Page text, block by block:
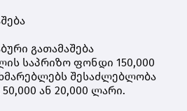
გათამაშება
საპრიზო ფონდი 150,000
შესაძლებლობა
ან 20,000 ლარი.